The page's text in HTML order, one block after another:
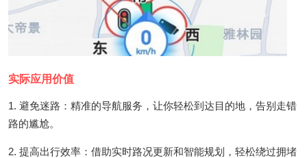
实际应用价值
1. 避免迷路：精准的导航服务，让你轻松到达目的地，告别走错
路的尴尬。
2. 提高出行效率：借助实时路况更新和智能规划，轻松绕过拥堵